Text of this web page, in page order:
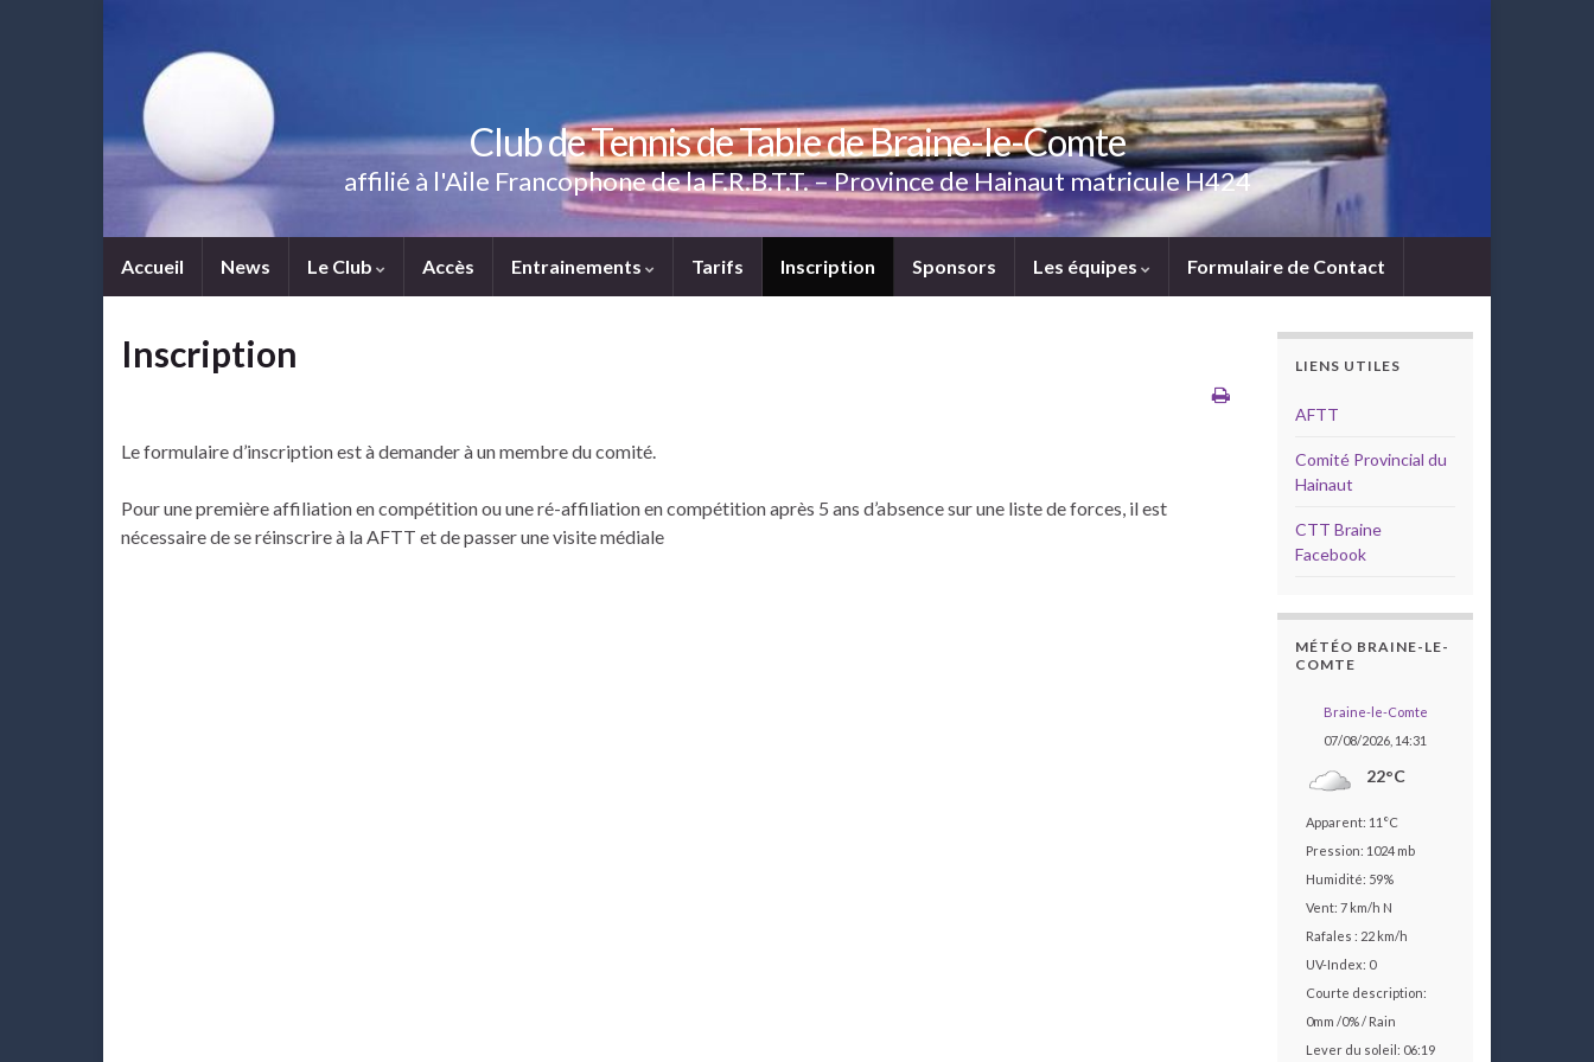
Club de Tennis de Table de Braine-le-Comte
affilié à l'Aile Francophone de la F.R.B.T.T. – Province de Hainaut matricule H424
Accueil News Le Club Accès Entrainements Tarifs Inscription Sponsors Les équipes Formulaire de Contact
Inscription
Le formulaire d’inscription est à demander à un membre du comité.
Pour une première affiliation en compétition ou une ré-affiliation en compétition après 5 ans d’absence sur une liste de forces, il est
nécessaire de se réinscrire à la AFTT et de passer une visite médiale
LIENS UTILES
AFTT
Comité Provincial du
Hainaut
CTT Braine
Facebook
MÉTÉO BRAINE-LE-
COMTE
Braine-le-Comte
07/08/2026, 14:31
22°C
Apparent: 11°C
Pression: 1024 mb
Humidité: 59%
Vent: 7 km/h N
Rafales : 22 km/h
UV-Index: 0
Courte description:
0mm /0%/ Rain
Lever du soleil: 06:19